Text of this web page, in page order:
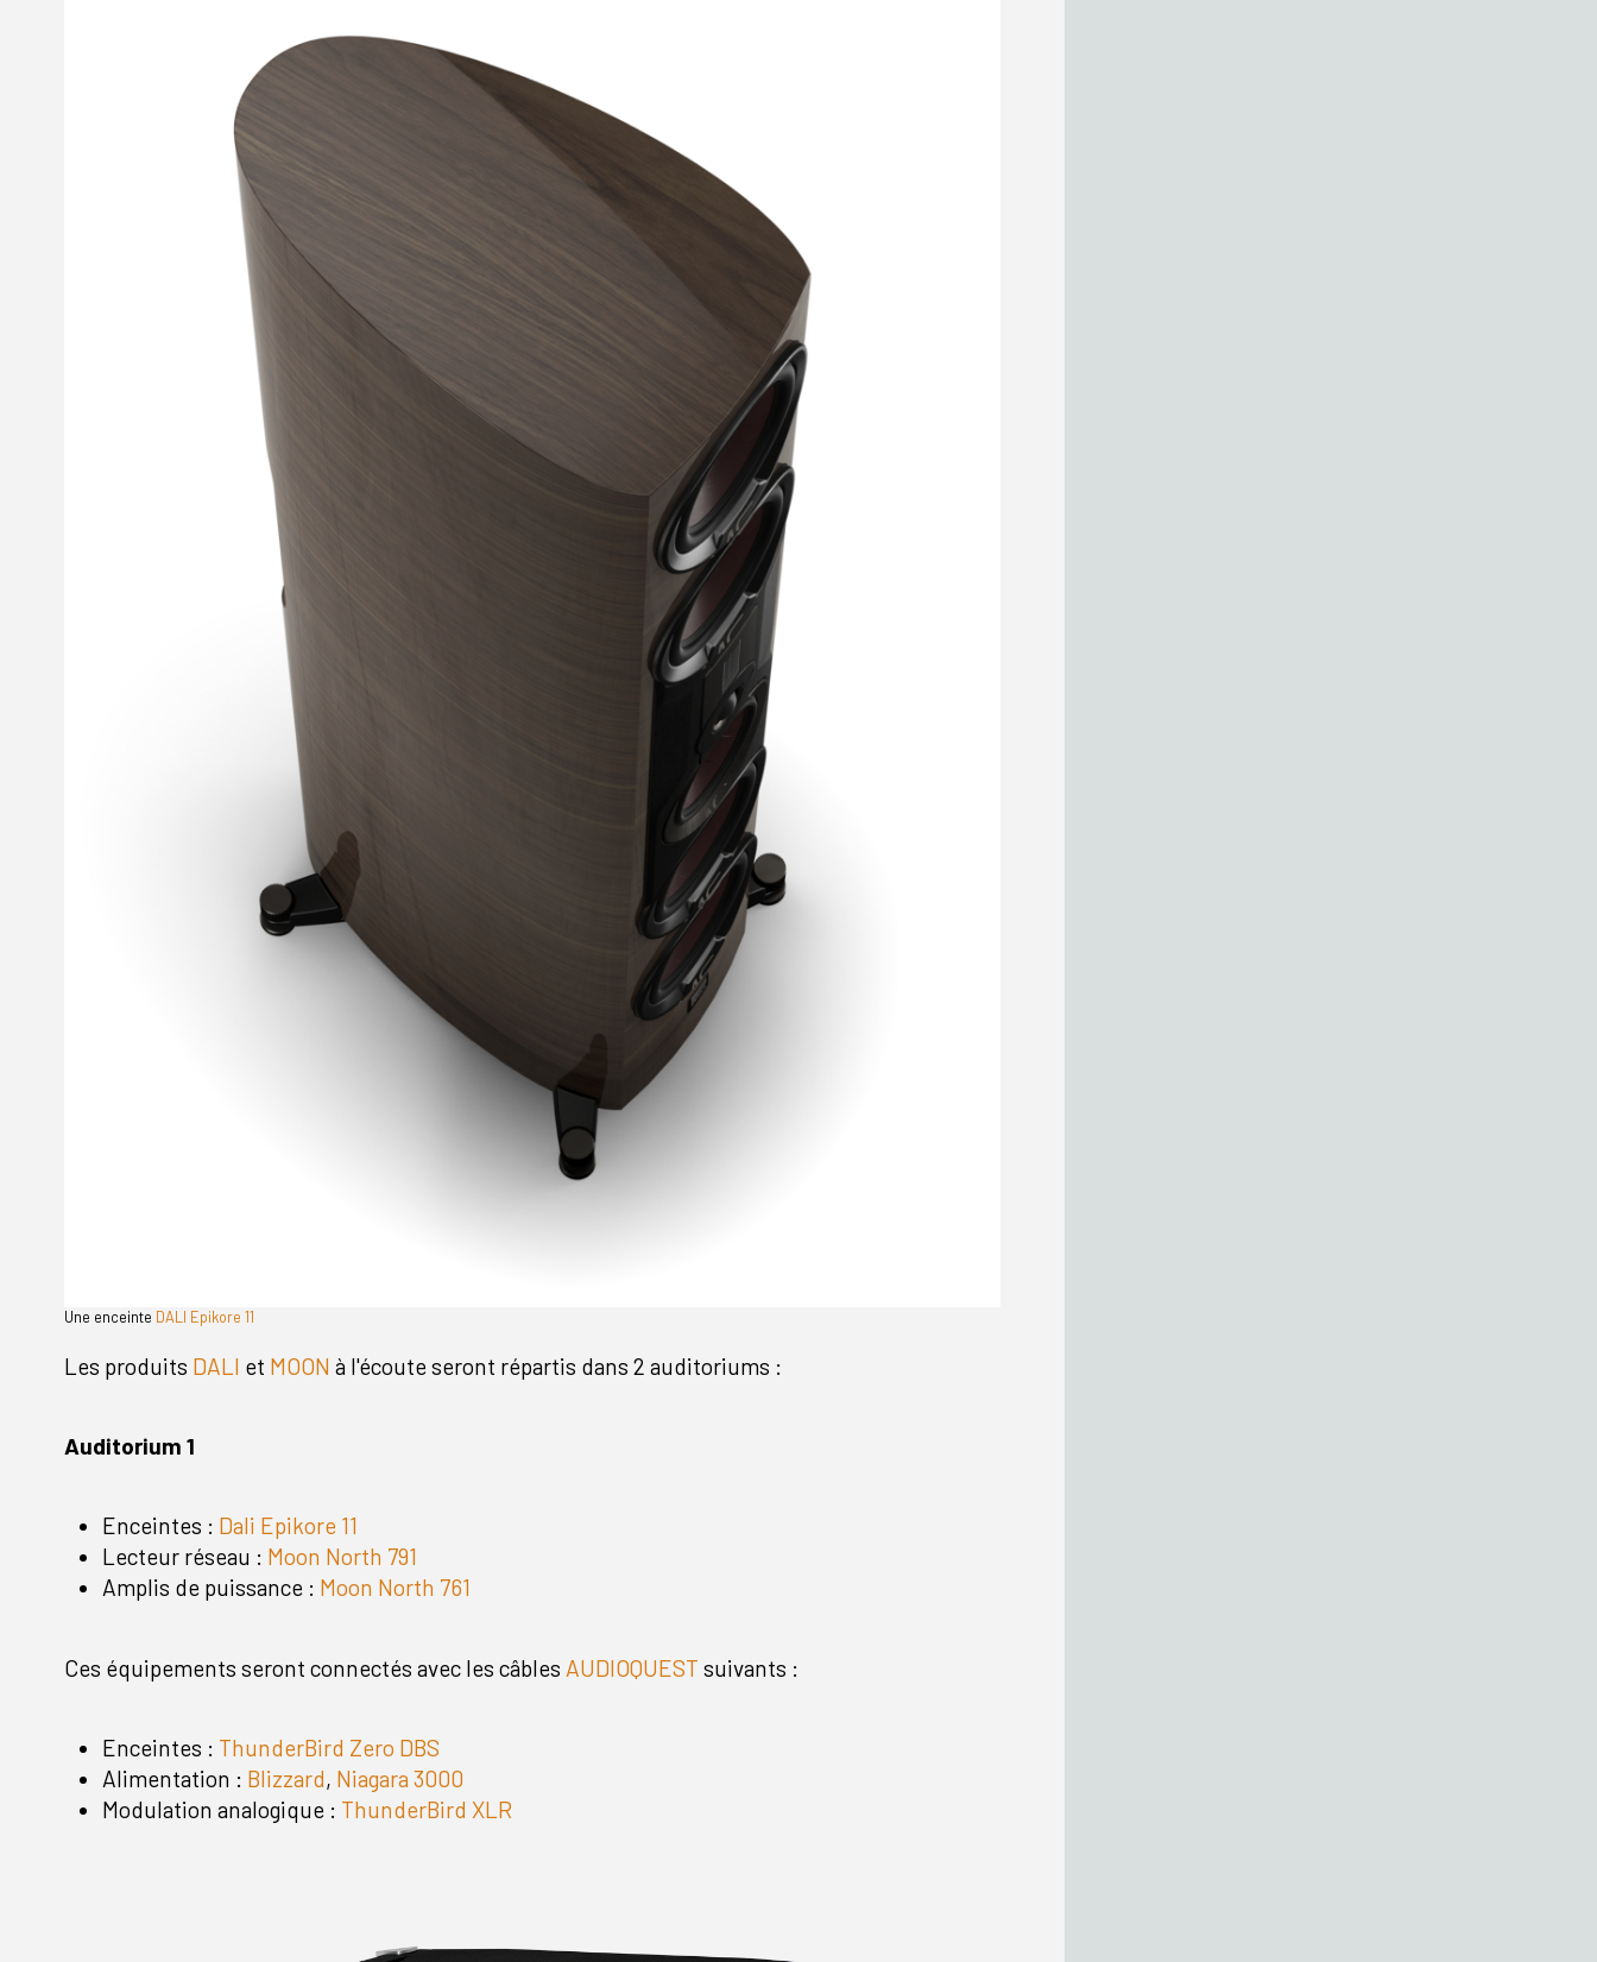
Une enceinte DALI Epikore 11
Les produits DALI et MOON à l'écoute seront répartis dans 2 auditoriums :
Auditorium 1
Enceintes : Dali Epikore 11
Lecteur réseau : Moon North 791
Amplis de puissance : Moon North 761
Ces équipements seront connectés avec les câbles AUDIOQUEST suivants :
Enceintes : ThunderBird Zero DBS
Alimentation : Blizzard, Niagara 3000
Modulation analogique : ThunderBird XLR